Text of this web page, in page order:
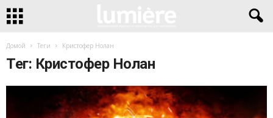
Домой Теги Кристофер Нолан
Тег: Кристофер Нолан